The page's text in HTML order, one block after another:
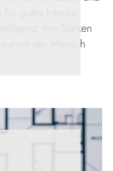
gutes Interior
ihre Stärken
der Mensch